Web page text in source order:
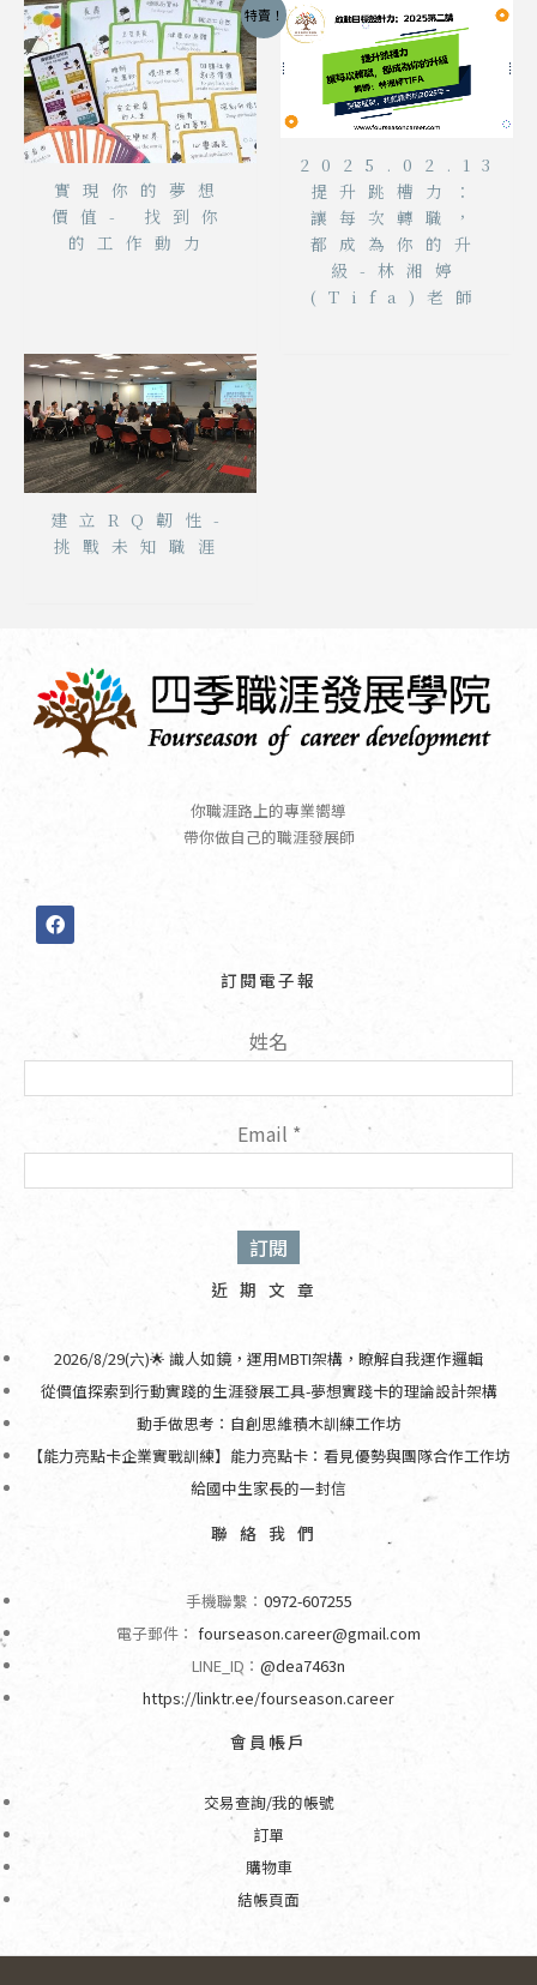
實現你的夢想
價值- 找到你
的工作動力
特賣！
2025.02.13
提升跳槽力：
讓每次轉職，
都成為你的升
級-林湘婷
(Tifa)老師
建立RQ韌性-
挑戰未知職涯
你職涯路上的專業嚮導
帶你做自己的職涯發展師
F
a
c
訂閱電子報
姓名
Email *
近期文章
2026/8/29(六)🌟 識人如鏡，運用MBTI架構，瞭解自我運作邏輯
從價值探索到行動實踐的生涯發展工具-夢想實踐卡的理論設計架構
動手做思考：自創思維積木訓練工作坊
【能力亮點卡企業實戰訓練】能力亮點卡：看見優勢與團隊合作工作坊
給國中生家長的一封信
聯絡我們
手機聯繫： 0972-607255
電子郵件： fourseason.career@gmail.com
LINE_ID： @dea7463n
https://linktr.ee/fourseason.career
會員帳戶
交易查詢/我的帳號
訂單
購物車
結帳頁面